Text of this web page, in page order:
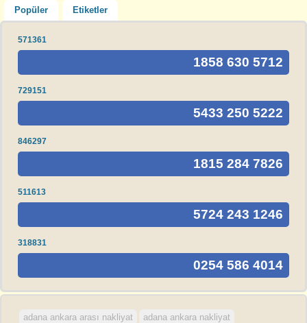
Popüler Etiketler
571361
1858 630 5712
729151
5433 250 5222
846297
1815 284 7826
511613
5724 243 1246
318831
0254 586 4014
adana ankara arası nakliyat adana ankara nakliyat